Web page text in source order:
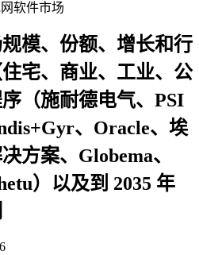
软件市场
模、份额、增长和行
宅、商业、工业、公
（施耐德电气、PSI
、Oracle、埃
方案、Globema、
）以及到 2035 年